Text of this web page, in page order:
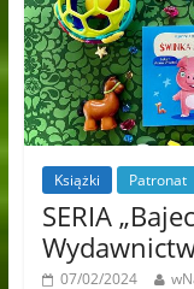
Książki Patronat
SERIA
07/02/2024